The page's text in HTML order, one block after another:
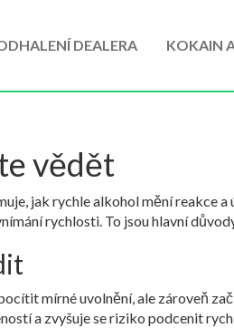
DEALERA KOKAIN
vědět
jak rychle alkohol mění reakce
rychlosti. To jsou hlavní
mírné uvolnění, ale zároveň
a zvyšuje se riziko podcenit